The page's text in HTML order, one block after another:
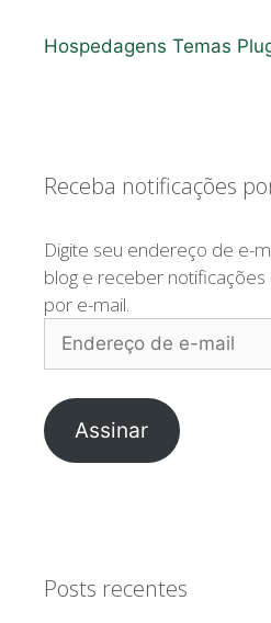
Hospedagens Temas
Receba notificações
Digite seu endereço de e-
blog e receber
por e-mail.
Endereço
de
mail
Assinar
Posts recentes